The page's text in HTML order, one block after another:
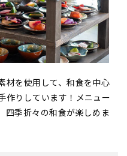
材を使用して、和食を中心
作りしています！メニュー
四季折々の和食が楽しめま